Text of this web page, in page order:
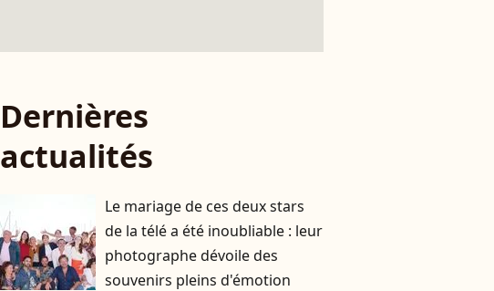
Dernières
actualités
Le mariage de ces deux stars
de la télé a été inoubliable : leur
photographe dévoile des
souvenirs pleins d'émotion